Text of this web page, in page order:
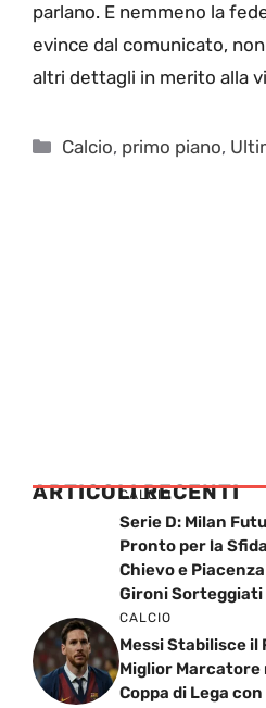
parlano. E nemmeno la
evince dal comunicato,
altri dettagli in merito alla
Categorie
Calcio, primo piano,
ARTICOLI RECENTI
CALCIO
Serie D: Milan
Pronto per la
Chievo e
Gironi Sorteggiati
CALCIO
Messi Stabilisce il
Miglior Marcatore
Coppa di Lega